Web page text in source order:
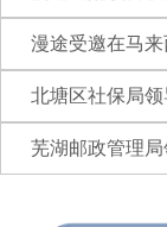
漫途受邀在马
北塘区社保局
芜湖邮政管理